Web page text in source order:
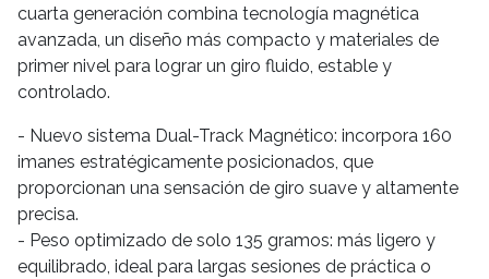
cuarta generación combina tecnología magnética
avanzada, un diseño más compacto y materiales de
primer nivel para lograr un giro fluido, estable y
controlado.
- Nuevo sistema Dual-Track Magnético: incorpora 160
imanes estratégicamente posicionados, que
proporcionan una sensación de giro suave y altamente
precisa.
- Peso optimizado de solo 135 gramos: más ligero y
equilibrado, ideal para largas sesiones de práctica o